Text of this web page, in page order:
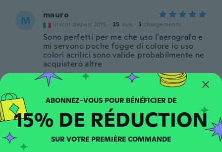
M mauro
Inscrit depuis 2015 · 25 avis · 3 chargements
Sono perfetti per me che uso l’aerografo e
mi servono poche fogge di colore io uso
colori acrilici sono valide probabilmente ne
acquisterò altre
il y a 5 ans
I Irida
Inscrit depuis 2019 · 68 avis · 14 chargements
il y a 5 ans
15% DE RÉDUCTION
SUR VOTRE PREMIÈRE COMMANDE